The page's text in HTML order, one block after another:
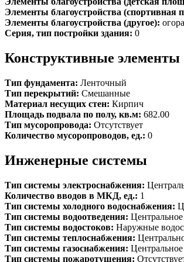
Элементы благоустройства (спортивная
Элементы благоустройства (другое):
Серия, тип постройки здания: 0
Конструктивные элементы
Тип фундамента: Ленточный
Тип перекрытий: Смешанные
Материал несущих стен: Кирпич
Площадь подвала по полу, кв.м: 682.00
Тип мусоропровода: Отсутствует
Количество мусоропроводов, ед.: 0
Инженерные системы
Тип системы электроснабжения:
Количество вводов в МКД, ед.: 1
Тип системы холодного водоснабжения:
Тип системы водоотведения: Центральное
Тип системы водостоков: Наружные
Тип системы теплоснабжения:
Тип системы газоснабжения: Центральное
Тип системы пожаротушения: